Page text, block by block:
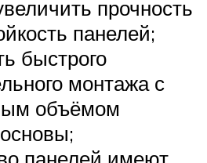
прочность
панелей;
быстрого
монтажа с
объёмом